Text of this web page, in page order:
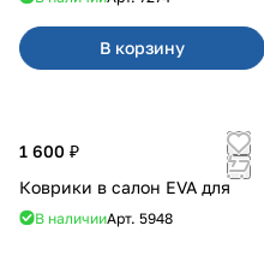
В корзину
1 600 ₽
Коврики в салон EVA для
В наличииАрт. 5948